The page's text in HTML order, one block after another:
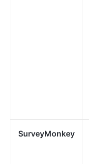
SurveyMonkey